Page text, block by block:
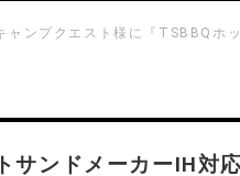
ャンプクエスト様に『TSBBQホ
サンドメーカーIH対